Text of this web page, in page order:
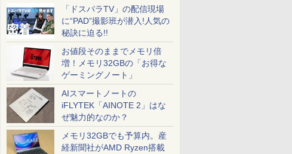
「ドスパラTV」の配信現場
に“PAD”撮影班が潜入!人気の
秘訣に迫る!!
お値段そのままでメモリ倍
増！メモリ32GBの「お得な
ゲーミングノート」
AIスマートノートの
iFLYTEK「AINOTE 2」はな
ぜ魅力的なのか？
メモリ32GBでも予算内。産
経新聞社がAMD Ryzen搭載